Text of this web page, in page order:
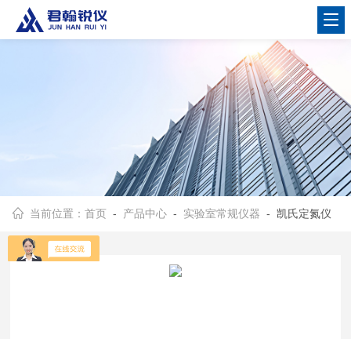
当前位置：首页 - 产品中心 - 实验室常规仪器 - 凯氏定氮仪